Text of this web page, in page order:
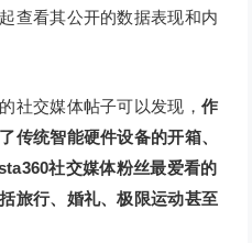
查看其公开的数据表现和内
社交媒体帖子可以发现， 作
传统智能硬件设备的开箱、
社交媒体粉丝最爱看的
旅行、婚礼、极限运动甚至